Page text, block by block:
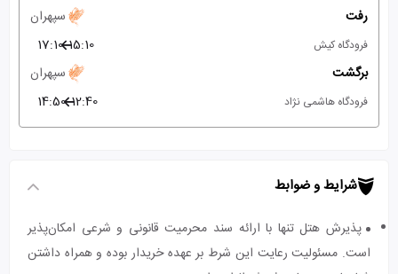
رفت
سپهران
فرودگاه کیش 15:10
17:10
برگشت
سپهران
فرودگاه هاشمی نژاد 12:40
14:50
شرایط و ضوابط
پذیرش هتل تنها با ارائه سند محرمیت قانونی و شرعی امکان‌پذیر
است. مسئولیت رعایت این شرط بر عهده خریدار بوده و همراه داشتن